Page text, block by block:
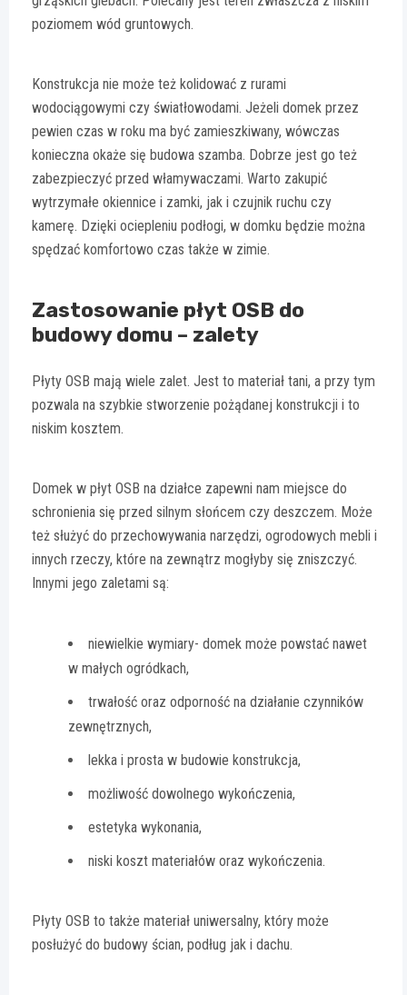
poziomem wód gruntowych.
Konstrukcja nie może też kolidować z rurami
wodociągowymi czy światłowodami. Jeżeli domek przez
pewien czas w roku ma być zamieszkiwany, wówczas
konieczna okaże się budowa szamba. Dobrze jest go też
zabezpieczyć przed włamywaczami. Warto zakupić
wytrzymałe okiennice i zamki, jak i czujnik ruchu czy
kamerę. Dzięki ociepleniu podłogi, w domku będzie można
spędzać komfortowo czas także w zimie.
Zastosowanie płyt OSB do
budowy domu – zalety
Płyty OSB mają wiele zalet. Jest to materiał tani, a przy tym
pozwala na szybkie stworzenie pożądanej konstrukcji i to
niskim kosztem.
Domek w płyt OSB na działce zapewni nam miejsce do
schronienia się przed silnym słońcem czy deszczem. Może
też służyć do przechowywania narzędzi, ogrodowych mebli i
innych rzeczy, które na zewnątrz mogłyby się zniszczyć.
Innymi jego zaletami są:
niewielkie wymiary- domek może powstać nawet
w małych ogródkach,
trwałość oraz odporność na działanie czynników
zewnętrznych,
lekka i prosta w budowie konstrukcja,
możliwość dowolnego wykończenia,
estetyka wykonania,
niski koszt materiałów oraz wykończenia.
Płyty OSB to także materiał uniwersalny, który może
posłużyć do budowy ścian, podług jak i dachu.